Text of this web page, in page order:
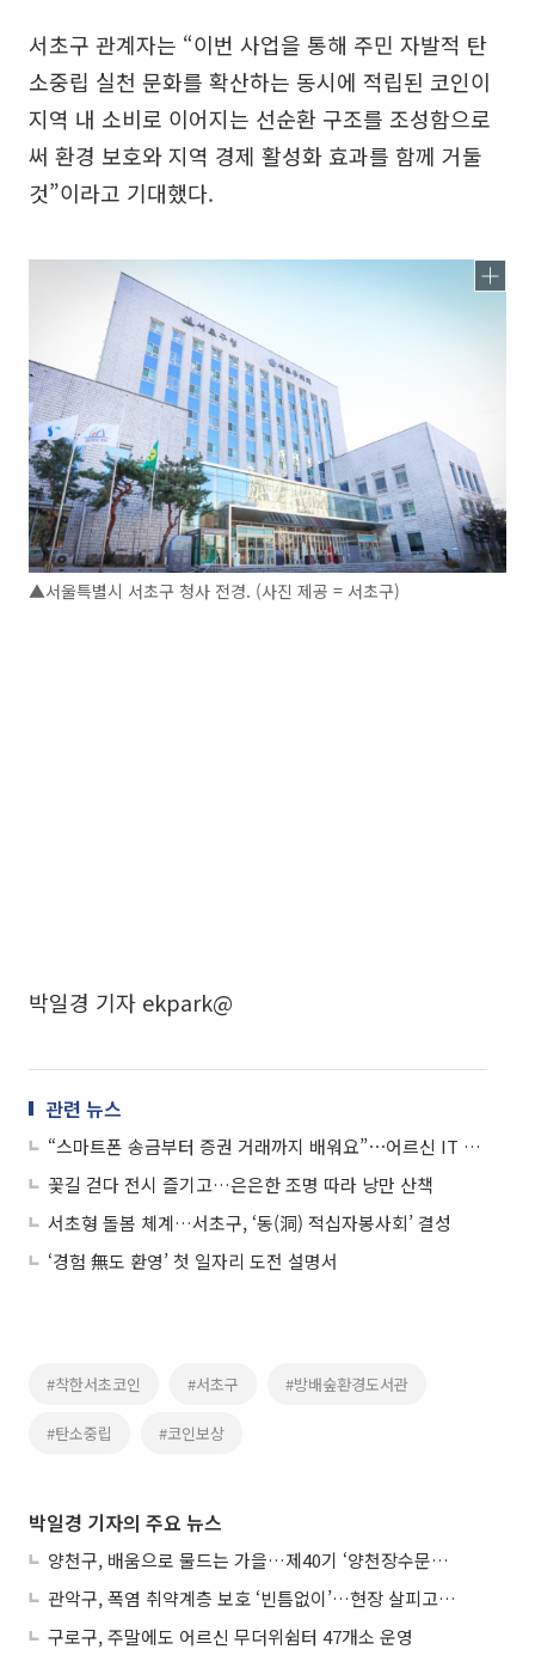
서초구 관계자는 “이번 사업을 통해 주민 자발적 탄
소중립 실천 문화를 확산하는 동시에 적립된 코인이
지역 내 소비로 이어지는 선순환 구조를 조성함으로
써 환경 보호와 지역 경제 활성화 효과를 함께 거둘
것”이라고 기대했다.
▲서울특별시 서초구 청사 전경. (사진 제공 = 서초구)
박일경 기자 ekpark@
관련 뉴스
“스마트폰 송금부터 증권 거래까지 배워요”⋯어르신 IT 궁금증 상담소
꽃길 걷다 전시 즐기고…은은한 조명 따라 낭만 산책
서초형 돌봄 체계…서초구, ‘동(洞) 적십자봉사회’ 결성
‘경험 無도 환영’ 첫 일자리 도전 설명서
#착한서초코인 #서초구 #방배숲환경도서관
#탄소중립 #코인보상
박일경 기자의 주요 뉴스
양천구, 배움으로 물드는 가을…제40기 ‘양천장수문화대학’ 수강생 모집
관악구, 폭염 취약계층 보호 ‘빈틈없이’…현장 살피고 지원 넓힌다
구로구, 주말에도 어르신 무더위쉼터 47개소 운영